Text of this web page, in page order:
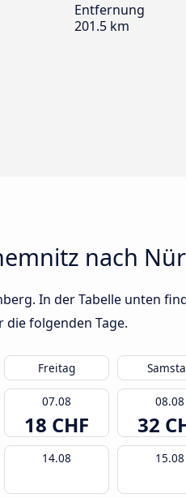
Entfernung
201.5 km
nach
In der Tabelle unten
die folgenden Tage.
Freitag
07.08
18 CHF
08.08
32
14.08 15.08